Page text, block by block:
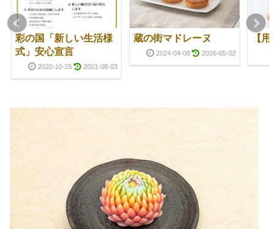
彩の国「新しい生活様
式」安心宣言
2020-10-25 2021-08-03
蔵の街マドレーヌ
2024-04-08 2026-05-02
【